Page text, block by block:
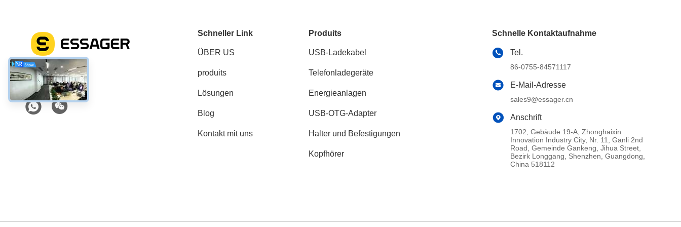
Soziale Medien
Schneller Link
ÜBER US
produits
Lösungen
Blog
Kontakt mit uns
Produits
USB-Ladekabel
Telefonladegeräte
Energieanlagen
USB-OTG-Adapter
Halter und Befestigungen
Kopfhörer
Schnelle Kontaktaufnahme
Tel.
86-0755-84571117
E-Mail-Adresse
sales9@essager.cn
Anschrift
1702, Gebäude 19-A, Zhonghaixin
Innovation Industry City, Nr. 11, Ganli 2nd
Road, Gemeinde Gankeng, Jihua Street,
Bezirk Longgang, Shenzhen, Guangdong,
China 518112